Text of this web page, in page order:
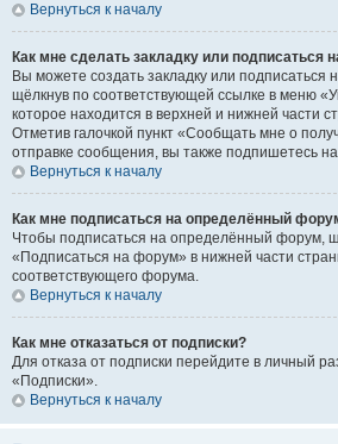
Вернуться к началу
Как мне сделать закладку или подписаться
Вы можете создать закладку или подписаться
щёлкнув по соответствующей ссылке в меню
которое находится в верхней и нижней части
Отметив галочкой пункт «Сообщать мне о
отправке сообщения, вы также подпишетесь
Вернуться к началу
Как мне подписаться на определённый
Чтобы подписаться на определённый форум,
«Подписаться на форум» в нижней части
соответствующего форума.
Вернуться к началу
Как мне отказаться от подписки?
Для отказа от подписки перейдите в личный
«Подписки».
Вернуться к началу